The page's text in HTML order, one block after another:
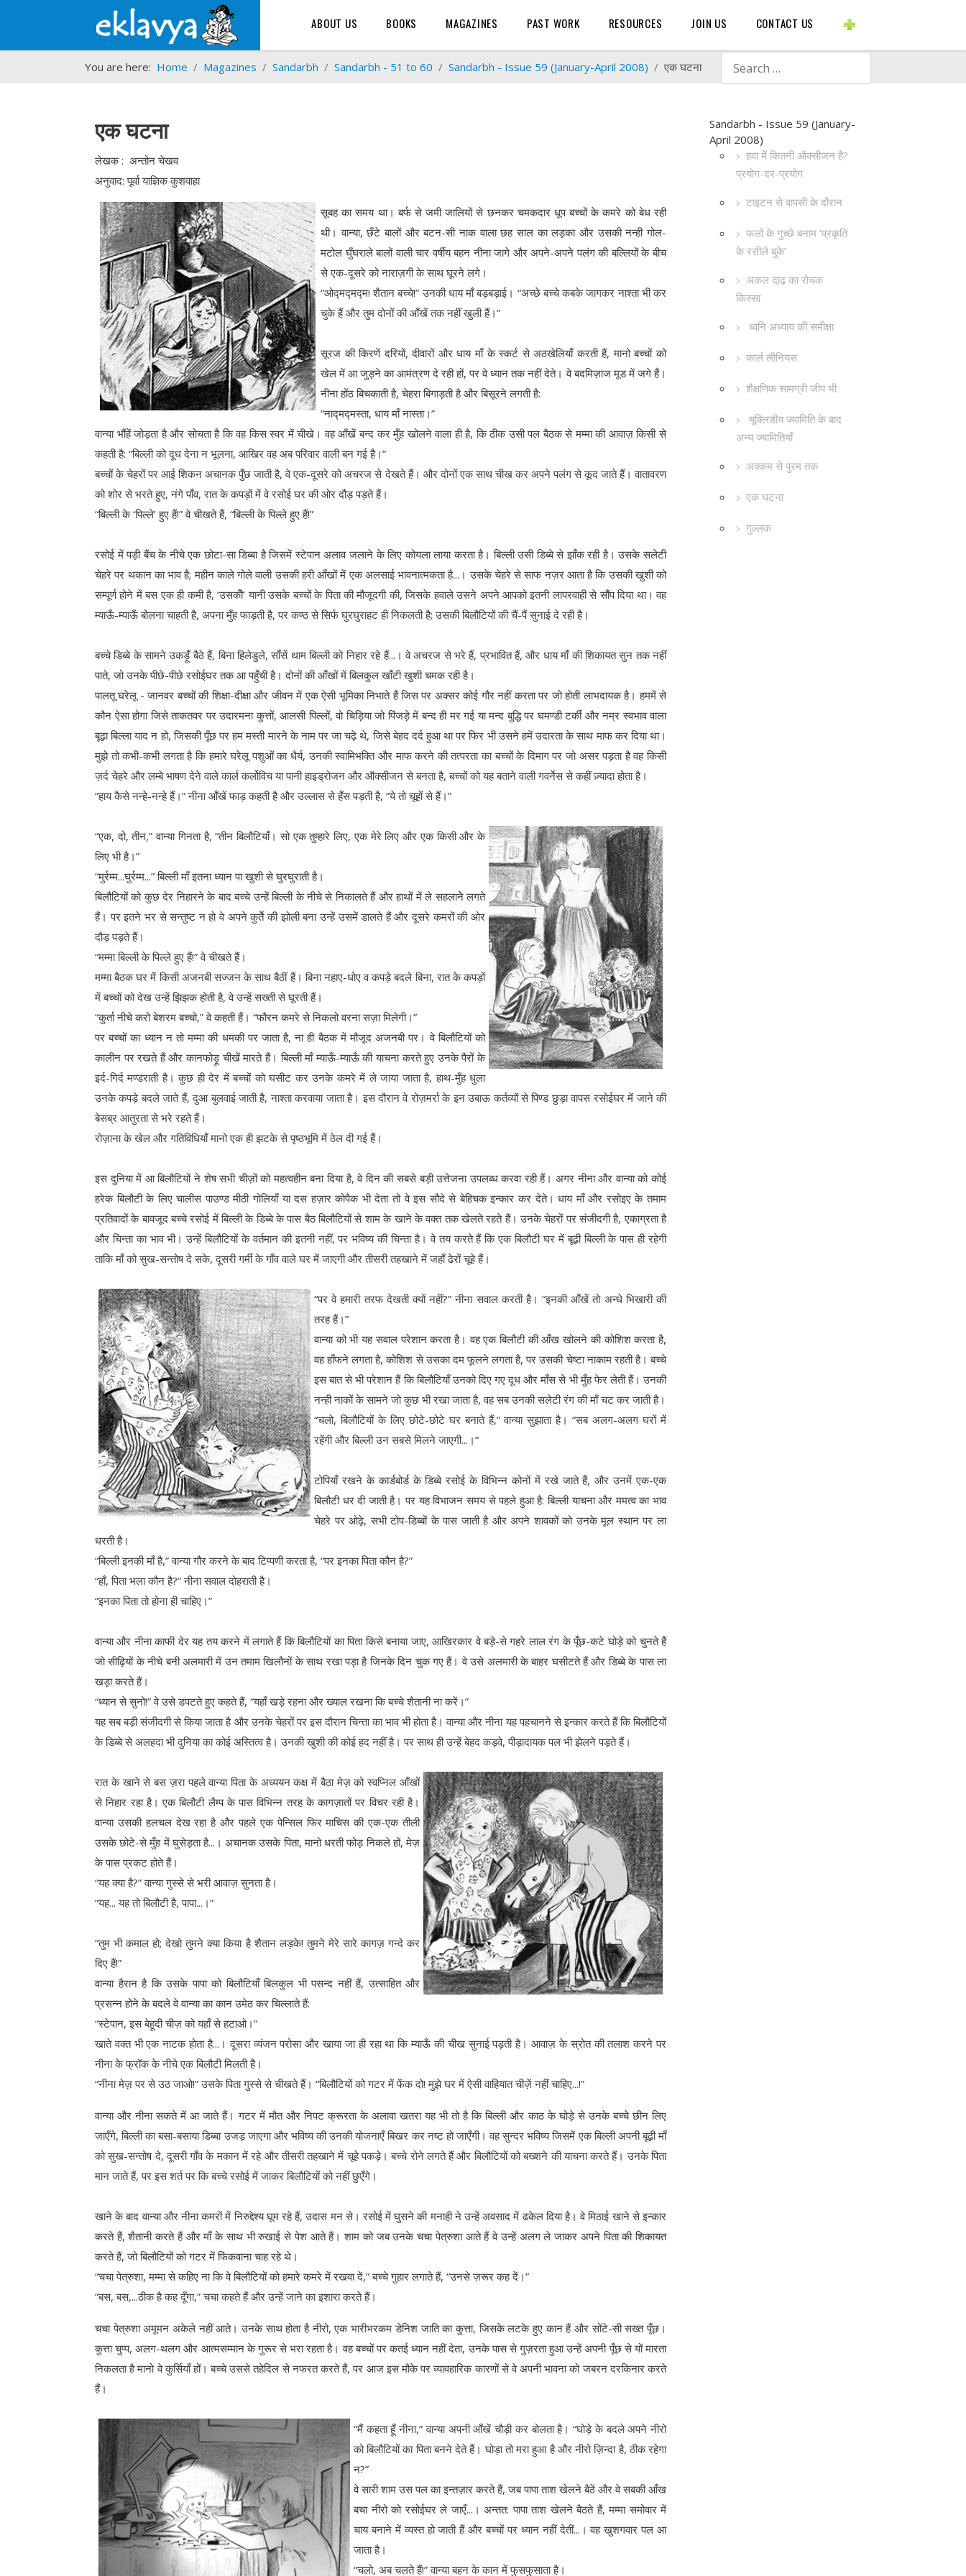
Search
ABOUT US BOOKS MAGAZINES PAST WORK RESOURCES JOIN US CONTACT US
You are here: Home Magazines Sandarbh Sandarbh - 51 to 60 Sandarbh - Issue 59 (January-April 2008) एक घटना
Sandarbh - Issue 59 (January-
April 2008)
हवा में कितनी ऑक्सीजन है?
प्रयोग-दर-प्रयोग
टाइटन से वापसी के दौरान
फलों के गुच्छे बनाम ‘प्रकृति
के रसीले बुके’
अकल दाढ़ का रोचक
किस्सा
ध्वनि अध्याय की समीक्षा
कार्ल लीनियस
शैक्षणिक सामग्री जीप भी
यूक्लिडीय ज्यामिति के बाद
अन्य ज्यामितियाँ
अक्कम से पुरम तक
एक घटना
गुल्लक
एक घटना
लेखक : अन्तोन चेखव
अनुवाद: पूर्वा याज्ञिक कुशवाहा
सूबह का समय था। बर्फ से जमी जालियों से छनकर चमकदार धूप बच्चों के कमरे को बेध रही
थी। वान्या, छँटे बालों और बटन-सी नाक वाला छह साल का लड़का और उसकी नन्ही गोल-
मटोल घुँघराले बालों वाली चार वर्षीय बहन नीना जागे और अपने-अपने पलंग की बल्लियों के बीच
से एक-दूसरे को नाराज़गी के साथ घूरने लगे।
“ओद्मद्मद्म! शैतान बच्चे!” उनकी धाय माँ बड़बड़ाई। “अच्छे बच्चे कबके जागकर नाश्ता भी कर
चुके हैं और तुम दोनों की आँखें तक नहीं खुली हैं।”
सूरज की किरणें दरियों, दीवारों और धाय माँ के स्कर्ट से अठखेलियाँ करती हैं, मानो बच्चों को
खेल में आ जुड़ने का आमंत्रण दे रही हों, पर वे ध्यान तक नहीं देते। वे बदमिज़ाज मूड में जगे हैं।
नीना होंठ बिचकाती है, चेहरा बिगाड़ती है और बिसूरने लगती है:
“नाद्मद्मस्ता, धाय माँ नास्ता।”
वान्या भौंहें जोड़ता है और सोचता है कि वह किस स्वर में चीखे। वह आँखें बन्द कर मुँह खोलने वाला ही है, कि ठीक उसी पल बैठक से मम्मा की आवाज़ किसी से
कहती है: “बिल्ली को दूध देना न भूलना, आखिर वह अब परिवार वाली बन गई है।”
बच्चों के चेहरों पर आई शिकन अचानक पुँछ जाती है, वे एक-दूसरे को अचरज से देखते हैं। और दोनों एक साथ चीख कर अपने पलंग से कूद जाते हैं। वातावरण
को शोर से भरते हुए, नंगे पाँव, रात के कपड़ों में वे रसोई घर की ओर दौड़ पड़ते हैं।
“बिल्ली के ‘पिल्ले’ हुए हैं!” वे चीखते हैं, “बिल्ली के पिल्ले हुए हैं!”
रसोई में पड़ी बैंच के नीचे एक छोटा-सा डिब्बा है जिसमें स्टेपान अलाव जलाने के लिए कोयला लाया करता है। बिल्ली उसी डिब्बे से झाँक रही है। उसके सलेटी
चेहरे पर थकान का भाव है; महीन काले गोले वाली उसकी हरी आँखों में एक अलसाई भावनात्मकता है...। उसके चेहरे से साफ नज़र आता है कि उसकी खुशी को
सम्पूर्ण होने में बस एक ही कमी है, ‘उसकीे’ यानी उसके बच्चों के पिता की मौजूदगी की, जिसके हवाले उसने अपने आपको इतनी लापरवाही से सौंप दिया था। वह
म्याऊँ-म्याऊँ बोलना चाहती है, अपना मुँह फाड़ती है, पर कण्ठ से सिर्फ घुरघुराहट ही निकलती है; उसकी बिलौटियों की चैं-पैं सुनाई दे रही है।
बच्चे डिब्बे के सामने उकड़ूँ बैठे हैं, बिना हिलेडुले, साँसें थाम बिल्ली को निहार रहे हैं...। वे अचरज से भरे हैं, प्रभावित हैं, और धाय माँ की शिकायत सुन तक नहीं
पाते, जो उनके पीछे-पीछे रसोईघर तक आ पहुँची है। दोनों की आँखों में बिलकुल खाँटी खुशी चमक रही है।
पालतू घरेलू - जानवर बच्चों की शिक्षा-दीक्षा और जीवन में एक ऐसी भूमिका निभाते हैं जिस पर अक्सर कोई गौर नहीं करता पर जो होती लाभदायक है। हममें से
कौन ऐसा होगा जिसे ताकतवर पर उदारमना कुत्तों, आलसी पिल्लों, वो चिड़िया जो पिंजड़े में बन्द ही मर गई या मन्द बुद्धि पर घमण्डी टर्की और नम्र स्वभाव वाला
बूढ़ा बिल्ला याद न हो, जिसकी पूँछ पर हम मस्ती मारने के नाम पर जा चढ़े थे, जिसे बेहद दर्द हुआ था पर फिर भी उसने हमें उदारता के साथ माफ कर दिया था।
मुझे तो कभी-कभी लगता है कि हमारे घरेलू पशुओं का धैर्य, उनकी स्वामिभक्ति और माफ करने की तत्परता का बच्चों के दिमाग पर जो असर पड़ता है वह किसी
ज़र्द चेहरे और लम्बे भाषण देने वाले कार्ल कर्लोविच या पानी हाइड्रोजन और ऑक्सीजन से बनता है, बच्चों को यह बताने वाली गवर्नेस से कहीं ज़्यादा होता है।
“हाय कैसे नन्हे-नन्हे हैं।” नीना आँखें फाड़ कहती है और उल्लास से हँस पड़ती है, “ये तो चूहों से हैं।”
“एक, दो, तीन,” वान्या गिनता है, “तीन बिलौटियाँ। सो एक तुम्हारे लिए, एक मेरे लिए और एक किसी और के
लिए भी है।”
“मुर्रम्म...घुर्रम्म...” बिल्ली माँ इतना ध्यान पा खुशी से घुरघुराती है।
बिलौटियों को कुछ देर निहारने के बाद बच्चे उन्हें बिल्ली के नीचे से निकालते हैं और हाथों में ले सहलानेे लगते
हैं। पर इतने भर से सन्तुष्ट न हो वे अपने कुर्तेे की झोली बना उन्हें उसमें डालते हैं और दूसरे कमरों की ओर
दौड़ पड़ते हैं।
“मम्मा बिल्ली के पिल्ले हुए हैं!” वे चीखते हैं।
मम्मा बैठक घर में किसी अजनबी सज्जन के साथ बैठीं हैं। बिना नहाए-धोए व कपड़े बदले बिना, रात के कपड़ों
में बच्चों को देख उन्हें झिझक होती है, वे उन्हें सख्ती से घूरती हैं।
“कुर्ता नीचे करो बेशरम बच्चो,” वे कहती हैं। “फौरन कमरे से निकलो वरना सज़ा मिलेगी।”
पर बच्चों का ध्यान न तो मम्मा की धमकी पर जाता है, ना ही बैठक में मौजूद अजनबी पर। वे बिलौटियों को
कालीन पर रखते हैं और कानफोड़ू चीखें मारते हैं। बिल्ली माँ म्याऊँ-म्याऊँ की याचना करते हुए उनके पैरों के
इर्द-गिर्द मण्डराती है। कुछ ही देर में बच्चों को घसीट कर उनके कमरे में ले जाया जाता है, हाथ-मुँह धुला
उनके कपड़े बदले जाते हैं, दुआ बुलवाई जाती है, नाश्ता करवाया जाता है। इस दौरान वे रोज़मर्रा के इन उबाऊ कर्तव्यों से पिण्ड छुड़ा वापस रसोईघर में जाने की
बेसब्र आतुरता से भरे रहते हैं।
रोज़ाना के खेल और गतिविधियाँ मानो एक ही झटके से पृष्ठभूमि में ठेल दी गई हैं।
इस दुनिया में आ बिलौटियों ने शेष सभी चीज़ों को महत्वहीन बना दिया है, वे दिन की सबसे बड़ी उत्तेजना उपलब्ध करवा रही हैं। अगर नीना और वान्या को कोई
हरेक बिलौटी के लिए चालीस पाउण्ड मीठी गोलियाँ या दस हज़ार कोपैक भी देता तो वे इस सौदे से बेहिचक इन्कार कर देते। धाय माँ और रसोइए के तमाम
प्रतिवादों के बावजूद बच्चे रसोई में बिल्ली के डिब्बे के पास बैठ बिलौटियों से शाम के खाने के वक्त तक खेलते रहते हैं। उनके चेहरों पर संजीदगी है, एकाग्रता है
और चिन्ता का भाव भी। उन्हें बिलौटियों के वर्तमान की इतनी नहीं, पर भविष्य की चिन्ता है। वे तय करते हैं कि एक बिलौटी घर में बूढ़ी बिल्ली के पास ही रहेगी
ताकि माँ को सुख-सन्तोष दे सके, दूसरी गर्मी के गाँव वाले घर में जाएगी और तीसरी तहखाने में जहाँ ढेरों चूहे हैं।
“पर वे हमारी तरफ देखती क्यों नहीं?” नीना सवाल करती है। “इनकी आँखें तो अन्धे भिखारी की
तरह हैं।”
वान्या को भी यह सवाल परेशान करता है। वह एक बिलौटी की आँख खोलने की कोशिश करता है,
वह हाँफने लगता है, कोशिश से उसका दम फूलने लगता है, पर उसकी चेष्टा नाकाम रहती है। बच्चे
इस बात से भी परेशान हैं कि बिलौटियाँ उनको दिए गए दूध और माँस से भी मुँह फेर लेती हैं। उनकी
नन्ही नाकों के सामने जो कुछ भी रखा जाता है, वह सब उनकी सलेटी रंग की माँ चट कर जाती है।
“चलो, बिलौटियों के लिए छोटे-छोटे घर बनाते हैं,” वान्या सुझाता है। “सब अलग-अलग घरों में
रहेंगी और बिल्ली उन सबसे मिलने जाएगी...।”
टोपियाँ रखने के कार्डबोर्ड के डिब्बे रसोई के विभिन्न कोनों में रखे जाते हैं, और उनमें एक-एक
बिलौटी धर दी जाती है। पर यह विभाजन समय से पहले हुआ है: बिल्ली याचना और ममत्व का भाव
चेहरे पर ओढ़े, सभी टोप-डिब्बों के पास जाती है और अपने शावकों को उनके मूल स्थान पर ला
धरती है।
“बिल्ली इनकी माँ है,” वान्या गौर करने के बाद टिप्पणी करता है, “पर इनका पिता कौन है?”
“हाँ, पिता भला कौन है?” नीना सवाल दोहराती है।
“इनका पिता तो होना ही चाहिए।”
वान्या और नीना काफी देर यह तय करने में लगाते हैं कि बिलौटियों का पिता किसे बनाया जाए, आखिरकार वे बड़े-से गहरे लाल रंग के पूँछ-कटे घोड़े को चुनते हैं
जो सीढ़ियों के नीचे बनी अलमारी में उन तमाम खिलौनों के साथ रखा पड़ा है जिनके दिन चुक गए हैं। वे उसे अलमारी के बाहर घसीटते हैं और डिब्बे के पास ला
खड़ा करते हैं।
“ध्यान से सुनो!” वे उसे डपटते हुए कहते हैं, “यहाँ खड़े रहना और ख्याल रखना कि बच्चे शैतानी ना करें।”
यह सब बड़ी संजीदगी से किया जाता है और उनके चेहरों पर इस दौरान चिन्ता का भाव भी होता है। वान्या और नीना यह पहचानने से इन्कार करते हैं कि बिलौटियों
के डिब्बे से अलहदा भी दुनिया का कोई अस्तित्व है। उनकी खुशी की कोई हद नहीं है। पर साथ ही उन्हें बेहद कड़वे, पीड़ादायक पल भी झेलने पड़ते हैं।
रात के खाने से बस ज़रा पहले वान्या पिता के अध्ययन कक्ष में बैठा मेज़ को स्वप्निल आँखों
से निहार रहा है। एक बिलौटी लैम्प के पास विभिन्न तरह के कागज़ातों पर विचर रही है।
वान्या उसकी हलचल देख रहा है और पहले एक पेन्सिल फिर माचिस की एक-एक तीली
उसके छोटे-से मुँह में घुसेड़ता है...। अचानक उसके पिता, मानो धरती फोड़ निकले हों, मेज़
के पास प्रकट होते हैं।
“यह क्या है?” वान्या गुस्से से भरी आवाज़ सुनता है।
“यह... यह तो बिलौटी है, पापा...।”
“तुम भी कमाल हो; देखो तुमने क्या किया है शैतान लड़के! तुमने मेरे सारे कागज़ गन्दे कर
दिए हैं!”
वान्या हैरान है कि उसके पापा को बिलौटियाँ बिलकुल भी पसन्द नहीं हैं, उत्साहित और
प्रसन्न होने के बदले वे वान्या का कान उमेठ कर चिल्लाते हैं:
“स्टेपान, इस बेहूदी चीज़ को यहाँ से हटाओ।”
खाते वक्त भी एक नाटक होता है...। दूसरा व्यंजन परोसा और खाया जा ही रहा था कि म्याऊँ की चीख सुनाई पड़ती है। आवाज़ के स्रोत की तलाश करने पर
नीना के फ्रॉक के नीचे एक बिलौटी मिलती है।
“नीना मेज़ पर से उठ जाओ!” उसके पिता गुस्से से चीखते हैं। “बिलौटियों को गटर में फेंक दो! मुझे घर में ऐसी वाहियात चीज़ें नहीं चाहिए...!”
वान्या और नीना सकते में आ जाते हैं। गटर में मौत और निपट क्रूरता के अलावा खतरा यह भी तो है कि बिल्ली और काठ के घोड़े से उनके बच्चे छीन लिए
जाएँगे, बिल्ली का बसा-बसाया डिब्बा उजड़ जाएगा और भविष्य की उनकी योजनाएँ बिखर कर नष्ट हो जाएँगी। वह सुन्दर भविष्य जिसमें एक बिल्ली अपनी बूढ़ी माँ
को सुख-सन्तोष दे, दूसरी गाँव के मकान में रहे और तीसरी तहखाने में चूहे पकड़े। बच्चे रोने लगते हैं और बिलौटियों को बख्शने की याचना करते हैं। उनके पिता
मान जाते हैं, पर इस शर्त पर कि बच्चे रसोई में जाकर बिलौटियों को नहीं छुएँगे।
खाने के बाद वान्या और नीना कमरों में निरुद्देश्य घूम रहे हैं, उदास मन से। रसोई में घुसने की मनाही ने उन्हें अवसाद में ढकेल दिया है। वे मिठाई खाने से इन्कार
करते हैं, शैतानी करते हैं और माँ के साथ भी रुखाई से पेश आते हैं। शाम को जब उनके चचा पेत्रुशा आते हैं वे उन्हें अलग ले जाकर अपने पिता की शिकायत
करते हैं, जो बिलौटियों को गटर में फिंकवाना चाह रहे थे।
“चचा पेत्रुशा, मम्मा से कहिए ना कि वे बिलौटियों को हमारे कमरे में रखवा दें,” बच्चे गुहार लगाते हैं, “उनसे ज़रूर कह दें।”
“बस, बस,...ठीक है कह दूँगा,” चचा कहते हैं और उन्हें जाने का इशारा करते हैं।
चचा पेत्रुशा अमूमन अकेले नहीं आते। उनके साथ होता है नीरो, एक भारीभरकम डेनिश जाति का कुत्ता, जिसके लटके हुए कान हैं और सोंटे-सी सख्त पूँछ।
कुत्ता चुप्प, अलग-थलग और आत्मसम्मान के गुरूर से भरा रहता है। वह बच्चों पर कतई ध्यान नहीं देता, उनके पास से गुज़रता हुआ उन्हें अपनी पूँछ से यों मारता
निकलता है मानो वे कुर्सियाँ हों। बच्चे उससे तहेदिल से नफरत करते हैं, पर आज इस मौके पर व्यावहारिक कारणों से वे अपनी भावना को जबरन दरकिनार करते
हैं।
“मैं कहता हूँ नीना,” वान्या अपनी आँखें चौड़ी कर बोलता है। “घोड़े के बदले अपने नीरो
को बिलौटियों का पिता बनने देते हैं। घोड़ा तो मरा हुआ है और नीरो ज़िन्दा है, ठीक रहेगा
न?”
वे सारी शाम उस पल का इन्तज़ार करते हैं, जब पापा ताश खेलने बैठें और वे सबकी आँख
बचा नीरो को रसोईघर ले जाएँ...। अन्तत: पापा ताश खेलने बैठते हैं, मम्मा समोवार में
चाय बनाने में व्यस्त हो जाती हैं और बच्चों पर ध्यान नहीं देतीं...। वह खुशगवार पल आ
जाता है।
“चलो, अब चलते हैं!” वान्या बहन के कान में फुसफुसाता है।